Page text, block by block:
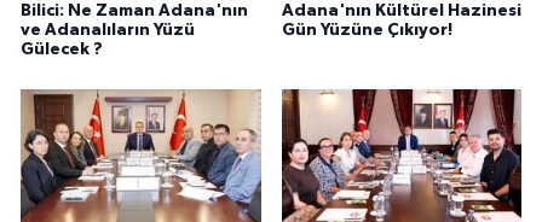
Bilici: Ne Zaman Adana'nın
ve Adanalıların Yüzü
Gülecek ?
Adana'nın Kültürel Hazinesi
Gün Yüzüne Çıkıyor!